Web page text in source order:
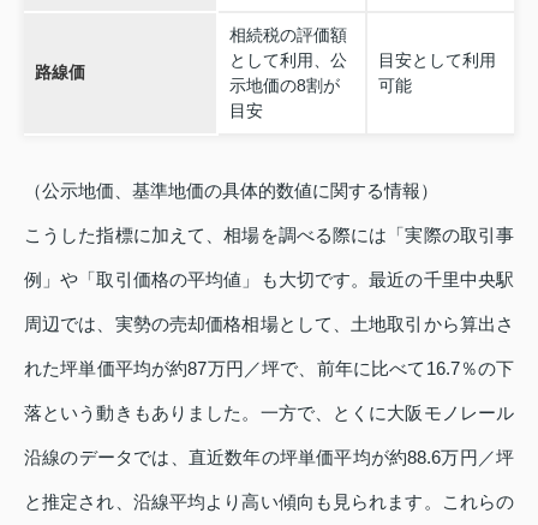
路線価
相続税の評価額
として利用、公
示地価の8割が
目安
目安として利用
可能
（公示地価、基準地価の具体的数値に関する情報）
こうした指標に加えて、相場を調べる際には「実際の取引事
例」や「取引価格の平均値」も大切です。最近の千里中央駅
周辺では、実勢の売却価格相場として、土地取引から算出さ
れた坪単価平均が約87万円／坪で、前年に比べて16.7％の下
落という動きもありました。一方で、とくに大阪モノレール
沿線のデータでは、直近数年の坪単価平均が約88.6万円／坪
と推定され、沿線平均より高い傾向も見られます。これらの